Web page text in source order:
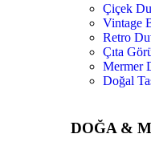
Çiçek
Vintage
Retro
Çıta
Mermer
Doğal
DOĞA &